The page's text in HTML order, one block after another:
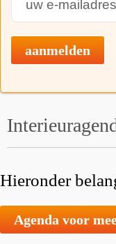
aanmelden
Hieronder
Agenda voor